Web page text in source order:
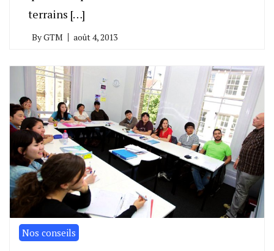
terrains […]
ByGTM août 4, 2013
Nos conseils